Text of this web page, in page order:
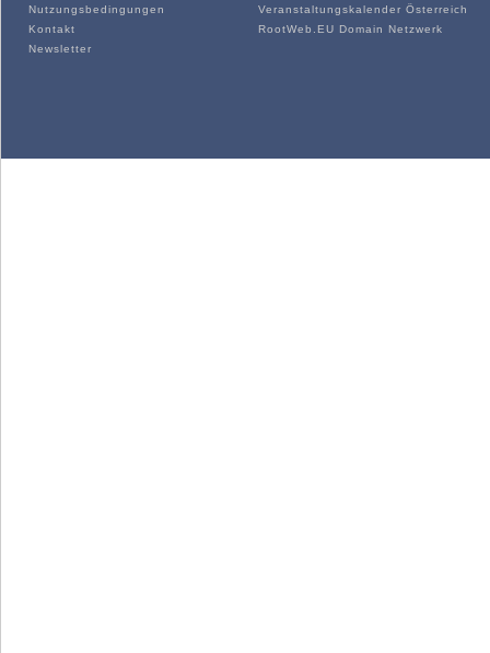
Nutzungsbedingungen
Kontakt
Newsletter
Veranstaltungskalender Österreich
RootWeb.EU Domain Netzwerk